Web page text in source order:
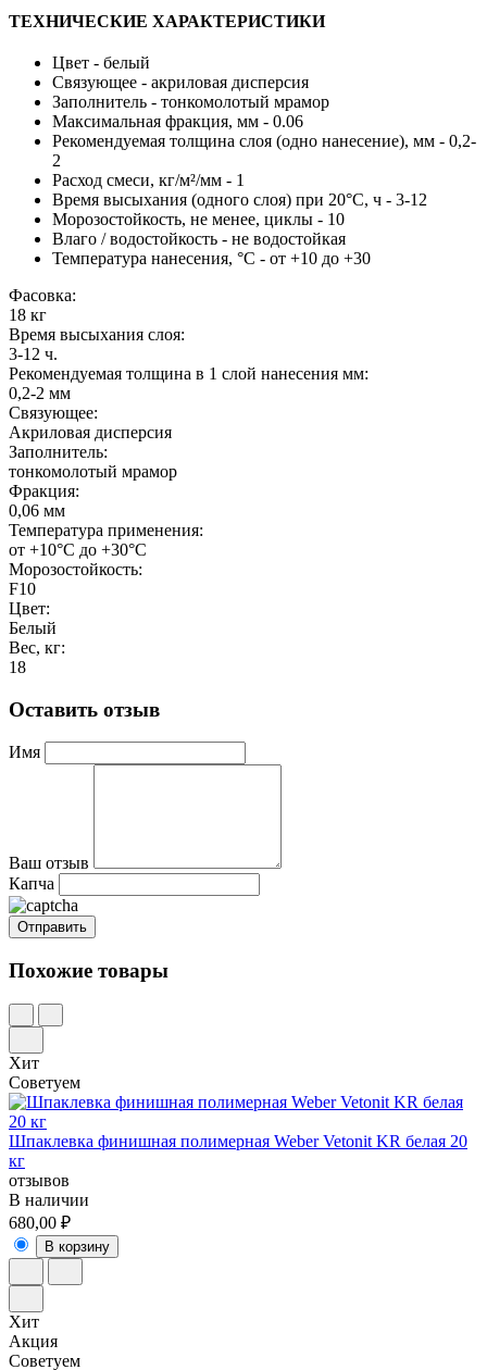
ТЕХНИЧЕСКИЕ ХАРАКТЕРИСТИКИ
Цвет - белый
Связующее - акриловая дисперсия
Заполнитель - тонкомолотый мрамор
Максимальная фракция, мм - 0.06
Рекомендуемая толщина слоя (одно нанесение), мм - 0,2-
2
Расход смеси, кг/м²/мм - 1
Время высыхания (одного слоя) при 20°С, ч - 3-12
Морозостойкость, не менее, циклы - 10
Влаго / водостойкость - не водостойкая
Температура нанесения, °С - от +10 до +30
Фасовка:
18 кг
Время высыхания слоя:
3-12 ч.
Рекомендуемая толщина в 1 слой нанесения мм:
0,2-2 мм
Связующее:
Акриловая дисперсия
Заполнитель:
тонкомолотый мрамор
Фракция:
0,06 мм
Температура применения:
от +10°C до +30°C
Морозостойкость:
F10
Цвет:
Белый
Вес, кг:
18
Оставить отзыв
Имя
Ваш отзыв
Капча
Похожие товары
Хит
Советуем
Шпаклевка финишная полимерная Weber Vetonit KR белая 20
кг
отзывов
В наличии
680,00 ₽
В корзину
Хит
Акция
Советуем